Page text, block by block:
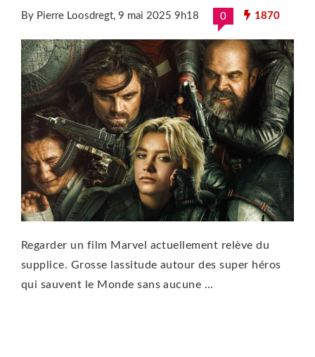
By Pierre Loosdregt, 9 mai 2025 9h18 0 1870
Regarder un film Marvel actuellement relève du
supplice. Grosse lassitude autour des super héros
qui sauvent le Monde sans aucune …